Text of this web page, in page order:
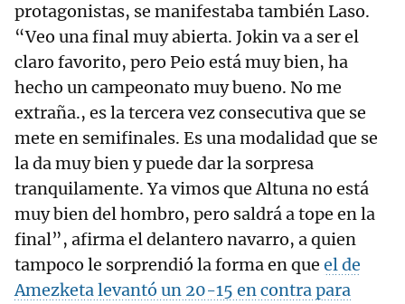
protagonistas, se manifestaba también Laso.
“Veo una final muy abierta. Jokin va a ser el
claro favorito, pero Peio está muy bien, ha
hecho un campeonato muy bueno. No me
extraña., es la tercera vez consecutiva que se
mete en semifinales. Es una modalidad que se
la da muy bien y puede dar la sorpresa
tranquilamente. Ya vimos que Altuna no está
muy bien del hombro, pero saldrá a tope en la
final”, afirma el delantero navarro, a quien
tampoco le sorprendió la forma en que el de
Amezketa levantó un 20-15 en contra para